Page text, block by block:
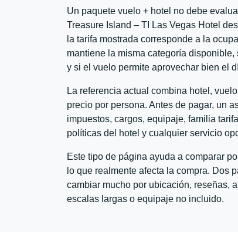
Un paquete vuelo + hotel no debe
Treasure Island – TI Las Vegas Hotel
la tarifa mostrada corresponde a la
mantiene la misma categoría
y si el vuelo permite aprovechar bien el
La referencia actual combina hotel,
precio por persona. Antes de pagar, un
impuestos, cargos, equipaje, familia
políticas del hotel y cualquier servicio
Este tipo de página ayuda a comparar
lo que realmente afecta la compra. Dos
cambiar mucho por ubicación, reseñas,
escalas largas o equipaje no incluido.